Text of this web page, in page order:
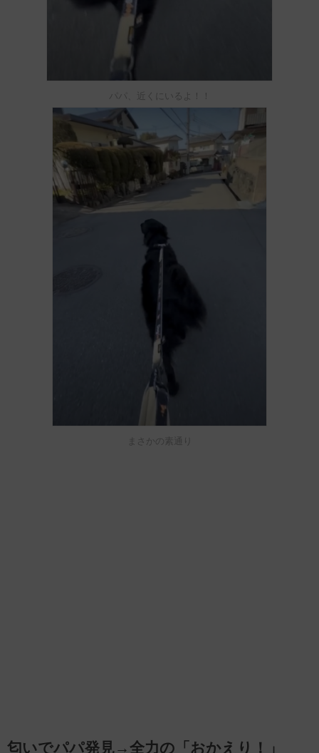
パパ、近くにいるよ！！
まさかの素通り
匂いでパパ発見→全力の「おかえり！」